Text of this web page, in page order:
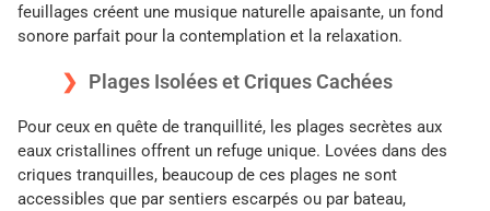
feuillages créent une musique naturelle apaisante, un fond
sonore parfait pour la contemplation et la relaxation.
Plages Isolées et Criques Cachées
Pour ceux en quête de tranquillité, les plages secrètes aux
eaux cristallines offrent un refuge unique. Lovées dans des
criques tranquilles, beaucoup de ces plages ne sont
accessibles que par sentiers escarpés ou par bateau,